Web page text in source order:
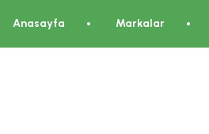
Anasayfa Markalar